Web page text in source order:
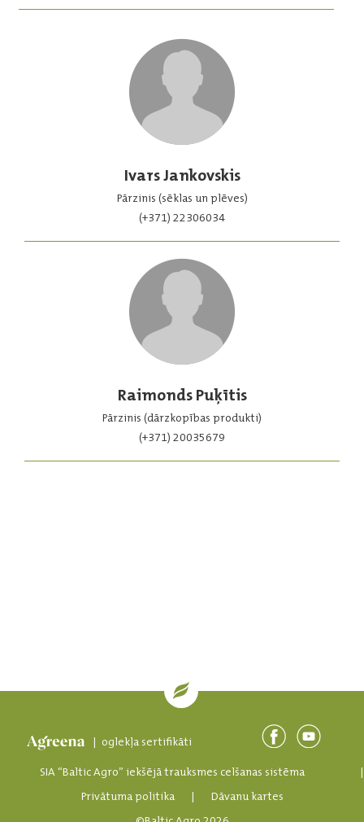
Ivars Jankovskis
Pārzinis (sēklas un plēves)
(+371) 22306034
Raimonds Puķītis
Pārzinis (dārzkopības produkti)
(+371) 20035679
| oglekļa sertifikāti
SIA “Baltic Agro” iekšējā trauksmes celšanas sistēma
Privātuma politika
|
Dāvanu kartes